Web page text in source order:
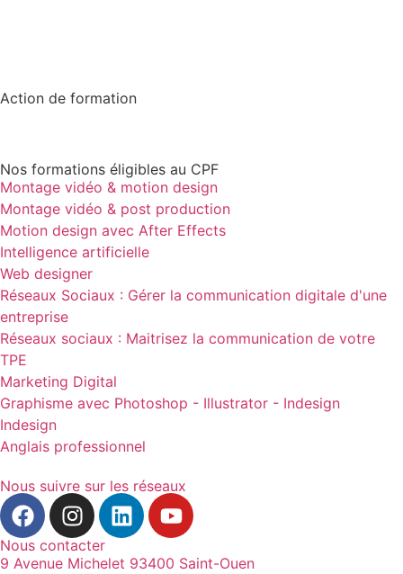
Action de formation
Nos formations éligibles au CPF
Montage vidéo & motion design
Montage vidéo & post production
Motion design avec After Effects
Intelligence artificielle
Web designer
Réseaux Sociaux : Gérer la communication digitale d'une
entreprise
Réseaux sociaux : Maitrisez la communication de votre
TPE
Marketing Digital
Graphisme avec Photoshop - Illustrator - Indesign
Indesign
Anglais professionnel
Nous suivre sur les réseaux
Nous contacter
9 Avenue Michelet 93400 Saint-Ouen